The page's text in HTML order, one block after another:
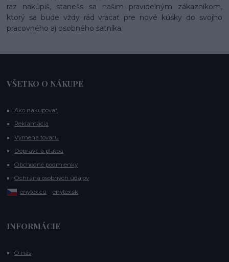
raz nakúpiš, stanešs sa našim pravidelným zákazníkom,
ktorý sa bude vždy rád vracať pre nové kúsky do svojho
pracovného aj osobného šatníka.
VŠETKO O NÁKUPE
Ako nakupovať
Reklamácia
Výmena tovaru
Doprava a platba
Obchodné podmienky
Ochrana osobných údajov
enytex.eu
enytex.sk
INFORMÁCIE
O nás